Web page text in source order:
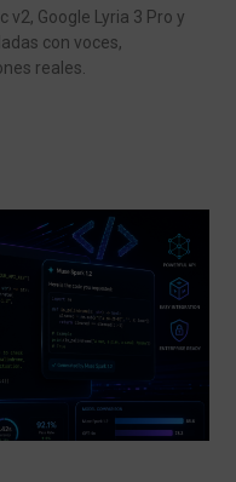
v2, Google Lyria 3 Pro y
con voces,
reales.